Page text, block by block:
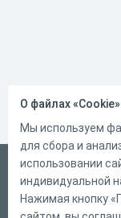
Русский
Справка
О файлах
Мы используем
для сбора и
использовании
индивидуальной
Нажимая кнопку